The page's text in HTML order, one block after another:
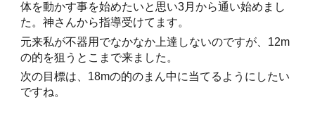
体を動かす事を始めたいと思い3月から通い始めまし
た。神さんから指導受けてます。
元来私が不器用でなかなか上達しないのですが、12m
の的を狙うとこまで来ました。
次の目標は、18mの的のまん中に当てるようにしたい
ですね。